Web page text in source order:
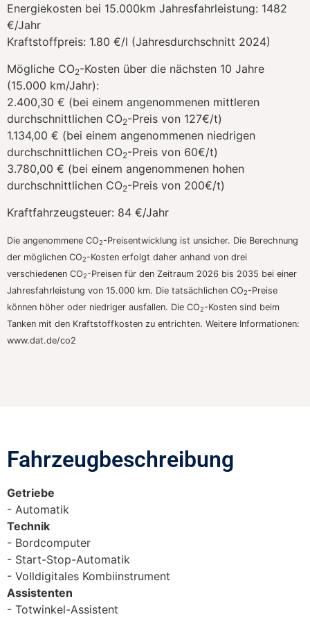
Energiekosten bei 15.000km Jahresfahrleistung: 1482
€/Jahr
Kraftstoffpreis: 1.80 €/l (Jahresdurchschnitt 2024)
Mögliche CO2-Kosten über die nächsten 10 Jahre
(15.000 km/Jahr):
2.400,30 € (bei einem angenommenen mittleren
durchschnittlichen CO2-Preis von 127€/t)
1.134,00 € (bei einem angenommenen niedrigen
durchschnittlichen CO2-Preis von 60€/t)
3.780,00 € (bei einem angenommenen hohen
durchschnittlichen CO2-Preis von 200€/t)
Kraftfahrzeugsteuer: 84 €/Jahr
Die angenommene CO2-Preisentwicklung ist unsicher. Die Berechnung
der möglichen CO2-Kosten erfolgt daher anhand von drei
verschiedenen CO2-Preisen für den Zeitraum 2026 bis 2035 bei einer
Jahresfahrleistung von 15.000 km. Die tatsächlichen CO2-Preise
können höher oder niedriger ausfallen. Die CO2-Kosten sind beim
Tanken mit den Kraftstoffkosten zu entrichten. Weitere Informationen:
www.dat.de/co2
Fahrzeugbeschreibung​
Getriebe
Automatik
Technik
Bordcomputer
Start-Stop-Automatik
Volldigitales Kombiinstrument
Assistenten
Totwinkel-Assistent